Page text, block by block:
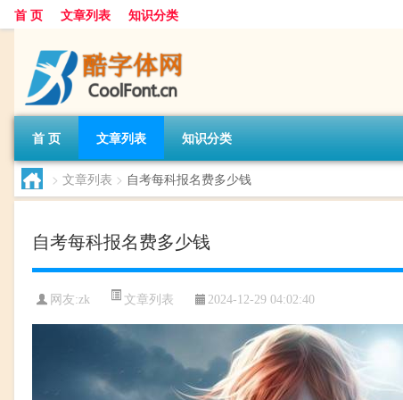
首 页 文章列表 知识分类
首 页 文章列表 知识分类
> 文章列表 > 自考每科报名费多少钱
自考每科报名费多少钱
网友:zk 文章列表 2024-12-29 04:02:40